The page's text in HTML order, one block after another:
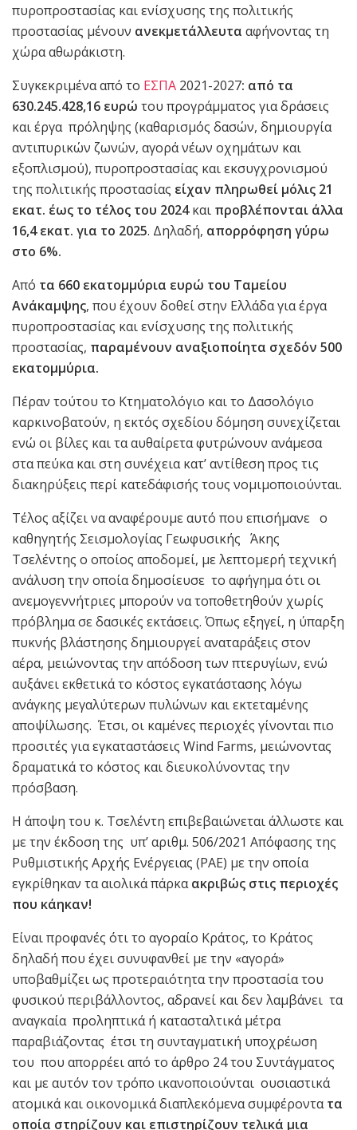
πυροπροστασίας και ενίσχυσης της πολιτικής
προστασίας μένουν ανεκμετάλλευτα αφήνοντας τη
χώρα αθωράκιστη.
Συγκεκριμένα από το ΕΣΠΑ 2021-2027: από τα
630.245.428,16 ευρώ του προγράμματος για δράσεις
και έργα πρόληψης (καθαρισμός δασών, δημιουργία
αντιπυρικών ζωνών, αγορά νέων οχημάτων και
εξοπλισμού), πυροπροστασίας και εκσυγχρονισμού
της πολιτικής προστασίας είχαν πληρωθεί μόλις 21
εκατ. έως το τέλος του 2024και προβλέπονται άλλα
16,4 εκατ. για το 2025. Δηλαδή, απορρόφηση γύρω
στο 6%.
Από τα 660 εκατομμύρια ευρώ του Ταμείου
Ανάκαμψης, που έχουν δοθεί στην Ελλάδα για έργα
πυροπροστασίας και ενίσχυσης της πολιτικής
προστασίας, παραμένουν αναξιοποίητα σχεδόν 500
εκατομμύρια.
Πέραν τούτου το Κτηματολόγιο και το Δασολόγιο
καρκινοβατούν, η εκτός σχεδίου δόμηση συνεχίζεται
ενώ οι βίλες και τα αυθαίρετα φυτρώνουν ανάμεσα
στα πεύκα και στη συνέχεια κατ’ αντίθεση προς τις
διακηρύξεις περί κατεδάφισής τους νομιμοποιούνται.
Τέλος αξίζει να αναφέρουμε αυτό που επισήμανε ο
καθηγητής Σεισμολογίας Γεωφυσικής Άκης
Τσελέντης ο οποίος αποδομεί, με λεπτομερή τεχνική
ανάλυση την οποία δημοσίευσε το αφήγημα ότι οι
ανεμογεννήτριες μπορούν να τοποθετηθούν χωρίς
πρόβλημα σε δασικές εκτάσεις. Όπως εξηγεί, η ύπαρξη
πυκνής βλάστησης δημιουργεί αναταράξεις στον
αέρα, μειώνοντας την απόδοση των πτερυγίων, ενώ
αυξάνει εκθετικά το κόστος εγκατάστασης λόγω
ανάγκης μεγαλύτερων πυλώνων και εκτεταμένης
αποψίλωσης. Έτσι, οι καμένες περιοχές γίνονται πιο
προσιτές για εγκαταστάσεις Wind Farms, μειώνοντας
δραματικά το κόστος και διευκολύνοντας την
πρόσβαση.
Η άποψη του κ. Τσελέντη επιβεβαιώνεται άλλωστε και
με την έκδοση της υπ’ αριθμ. 506/2021 Απόφασης της
Ρυθμιστικής Αρχής Ενέργειας (ΡΑΕ) με την οποία
εγκρίθηκαν τα αιολικά πάρκαακριβώς στις περιοχές
που κάηκαν!
Είναι προφανές ότι το αγοραίο Κράτος, το Κράτος
δηλαδή που έχει συνυφανθεί με την «αγορά»
υποβαθμίζει ως προτεραιότητα την προστασία του
φυσικού περιβάλλοντος, αδρανεί και δεν λαμβάνει τα
αναγκαία προληπτικά ή κατασταλτικά μέτρα
παραβιάζοντας έτσι τη συνταγματική υποχρέωση
του που απορρέει από το άρθρο 24 του Συντάγματος
και με αυτόν τον τρόπο ικανοποιούνται ουσιαστικά
ατομικά και οικονομικά διαπλεκόμενα συμφέροντατα
οποία στηρίζουν και επιστηρίζουν τελικά μια